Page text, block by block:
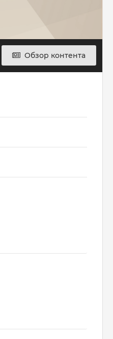
Обзор контента